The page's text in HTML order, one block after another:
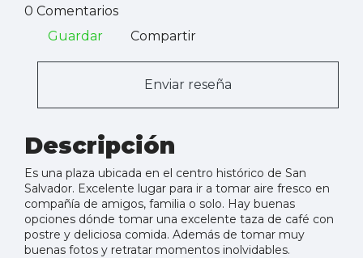
0 Comentarios
Guardar
Compartir
Enviar reseña
Descripción
Es una plaza ubicada en el centro histórico de San
Salvador. Excelente lugar para ir a tomar aire fresco en
compañía de amigos, familia o solo. Hay buenas
opciones dónde tomar una excelente taza de café con
postre y deliciosa comida. Además de tomar muy
buenas fotos y retratar momentos inolvidables.